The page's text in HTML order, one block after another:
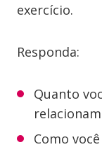
exercício.
Responda:
Quanto
Como